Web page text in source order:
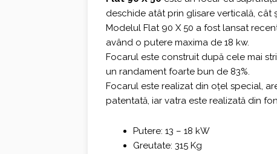
fost:
4.340,00 €.
deschide atât prin glisare verticală, cât
Modelul Flat 90 X 50 a fost lansat
având o putere maxima de 18 kw.
Focarul este construit după cele mai
un randament foarte bun de 83%.
Focarul este realizat din oțel special,
patentată, iar vatra este realizată din
Putere: 13 – 18 kW
Greutate: 315 Kg